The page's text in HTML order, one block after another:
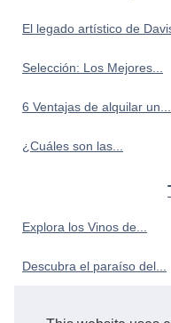
El legado artístico de
Selección: Los Mejores...
6 Ventajas de alquilar un...
¿Cuáles son las...
Explora los Vinos de...
Descubra el paraíso del...